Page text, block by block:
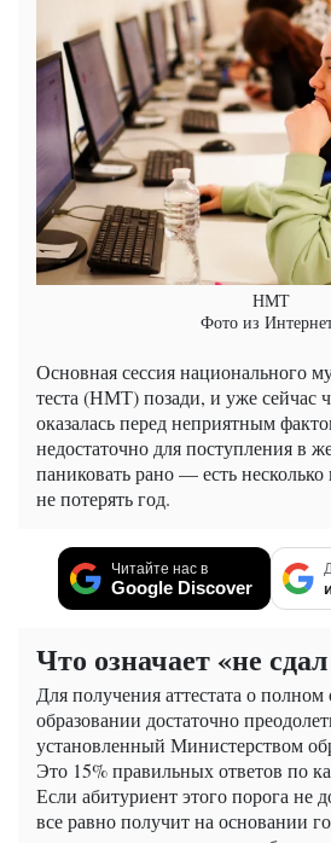
НМТ
Фото из
Основная сессия национального
теста (НМТ) позади, и уже сейчас
оказалась перед неприятным
недостаточно для поступления в
паниковать рано — есть
не потерять год.
Читайте нас в
Google Discover
Что означает «не
Для получения аттестата о
образовании достаточно
установленный Министерством
Это 15% правильных ответов по
Если абитуриент этого порога не
все равно получит на основании